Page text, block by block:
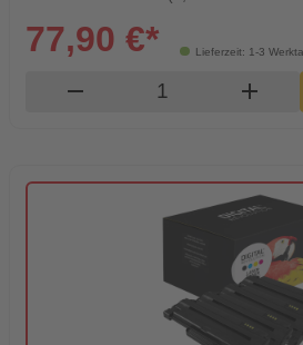
Lieferzeit: 1-3
77,90 €*
remove Produkt add